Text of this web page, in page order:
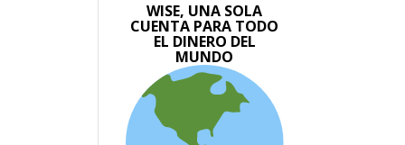
WISE, UNA SOLA
CUENTA PARA TODO
EL DINERO DEL
MUNDO